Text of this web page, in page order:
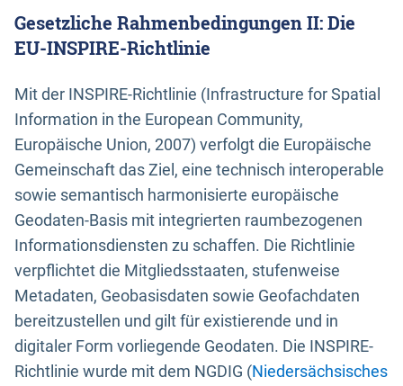
Gesetzliche Rahmenbedingungen II: Die
EU-INSPIRE-Richtlinie
Mit der INSPIRE-Richtlinie (Infrastructure for Spatial
Information in the European Community,
Europäische Union, 2007) verfolgt die Europäische
Gemeinschaft das Ziel, eine technisch interoperable
sowie semantisch harmonisierte europäische
Geodaten-Basis mit integrierten raumbezogenen
Informationsdiensten zu schaffen. Die Richtlinie
verpflichtet die Mitgliedsstaaten, stufenweise
Metadaten, Geobasisdaten sowie Geofachdaten
bereitzustellen und gilt für existierende und in
digitaler Form vorliegende Geodaten. Die INSPIRE-
Richtlinie wurde mit dem NGDIG (Niedersächsisches